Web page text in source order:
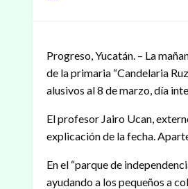
Progreso, Yucatán. – La
de la primaria “Candelaria
alusivos al 8 de marzo, día
El profesor Jairo Ucan,
explicación de la fecha.
En el “parque de
ayudando a los pequeños a